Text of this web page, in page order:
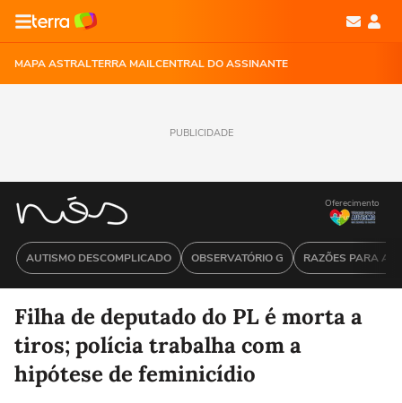
MAPA ASTRALTERRA MAILCENTRAL DO ASSINANTE
PUBLICIDADE
AUTISMO DESCOMPLICADO OBSERVATÓRIO G RAZÕES PARA
Oferecimento
Filha de deputado do PL é morta a
tiros; polícia trabalha com a
hipótese de feminicídio